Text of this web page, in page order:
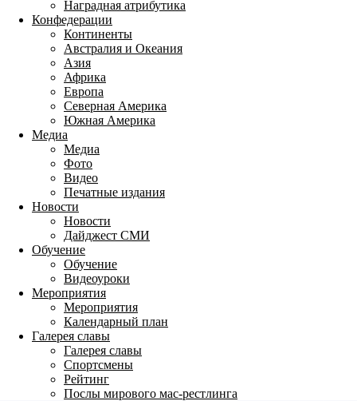
Наградная атрибутика
Конфедерации
Континенты
Австралия и Океания
Азия
Африка
Европа
Северная Америка
Южная Америка
Медиа
Медиа
Фото
Видео
Печатные издания
Новости
Новости
Дайджест СМИ
Обучение
Обучение
Видеоуроки
Мероприятия
Мероприятия
Календарный план
Галерея славы
Галерея славы
Спортсмены
Рейтинг
Послы мирового мас-рестлинга